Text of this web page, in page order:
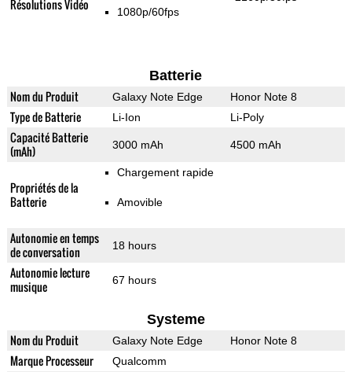
Résolutions Vidéo 1080p/60fps
Batterie
Nom du Produit Galaxy Note Edge Honor Note 8
Type de Batterie Li-Ion Li-Poly
Capacité Batterie
(mAh)
3000 mAh 4500 mAh
Propriétés de la
Batterie
Chargement rapide
Amovible
Autonomie en temps
de conversation
18 hours
Autonomie lecture
musique
67 hours
Systeme
Nom du Produit Galaxy Note Edge Honor Note 8
Marque Processeur Qualcomm